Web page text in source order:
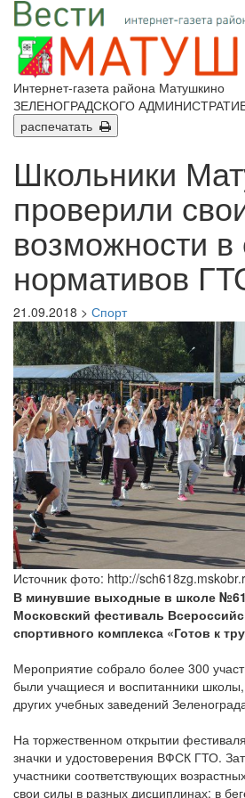
Интернет-газета района Матушкино
ЗЕЛЕНОГРАДСКОГО
распечатать
Школьники
проверили
возможности в
нормативов
21.09.2018 > Спорт
Источник фото: http://
В минувшие выходные в школе
Московский фестиваль
спортивного комплекса «Готов к
Мероприятие собрало более 300
были учащиеся и воспитанники
других учебных заведений
На торжественном открытии
значки и удостоверения ВФСК ГТО.
участники соответствующих
свои силы в разных дисциплинах: в